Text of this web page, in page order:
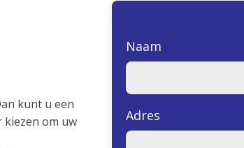
kunt u een
kiezen om uw
Naam
Adres